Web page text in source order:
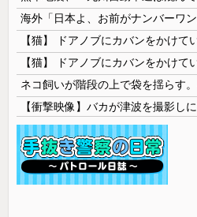
【衝撃映像】バカが津波を撮影し